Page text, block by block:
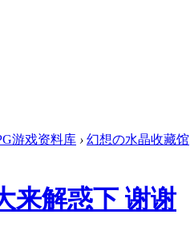
游戏资料库 › 幻想の水晶收藏馆
来解惑下 谢谢